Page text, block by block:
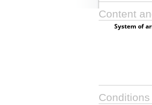
Content
System of